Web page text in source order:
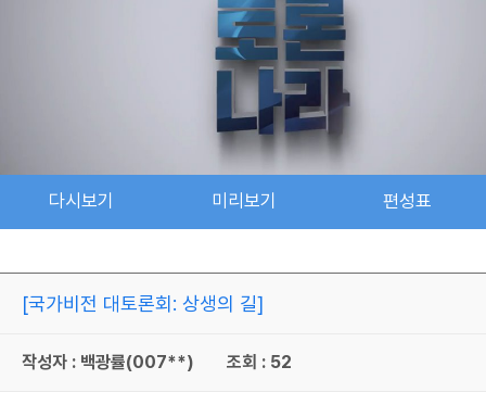
다시보기 미리보기 편성표
[국가비전 대토론회: 상생의 길]
작성자 : 백광률(007**) 조회 : 52